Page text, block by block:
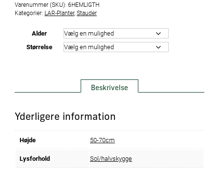
Varenummer (SKU): 6HEMLIGTH
Kategorier: LAR-Planter, Stauder
Alder
Størrelse
Beskrivelse
Yderligere information
Højde 50-70cm
Lysforhold Sol/halvskygge